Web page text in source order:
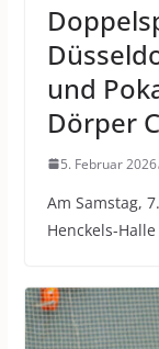
und
Dörper
5. Februar 2026
Am Samstag,
Henckels-